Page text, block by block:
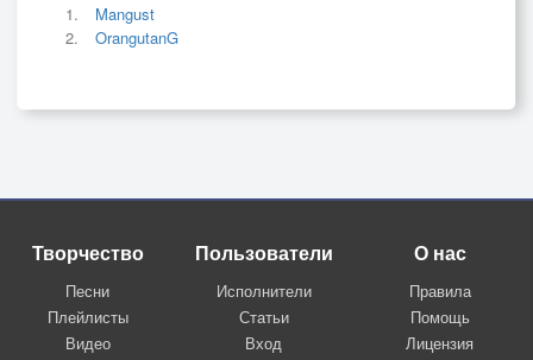
Mangust
OrangutanG
Творчество
Песни
Плейлисты
Видео
Пользователи
Исполнители
Статьи
Вход
О нас
Правила
Помощь
Лицензия